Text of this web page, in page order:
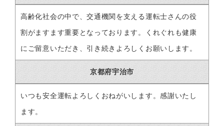
高齢化社会の中で、交通機関を支える運転士さんの役
割がますます重要となっております。くれぐれも健康
にご留意いただき、引き続きよろしくお願いします。
京都府宇治市
いつも安全運転よろしくおねがいします。感謝いたし
ます。